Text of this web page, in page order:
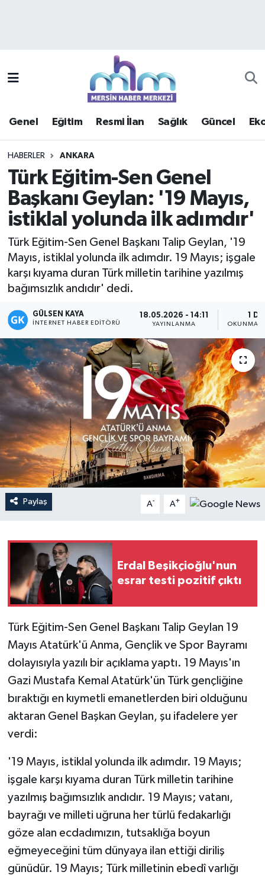
Genel Eğitim Resmi İlan Sağlık Güncel
HABERLER ANKARA
Türk Eğitim-Sen Genel
Başkanı Geylan: '19 Mayıs,
istiklal yolunda ilk adımdır'
Türk Eğitim-Sen Genel Başkanı Talip Geylan, '19
Mayıs, istiklal yolunda ilk adımdır. 19 Mayıs; işgale
karşı kıyama duran Türk milletin tarihine yazılmış
bağımsızlık andıdır' dedi.
GÜLSEN KAYA
İNTERNET HABER EDITÖRÜ
18.05.2026 - 14:11
YAYINLANMA
1 DK
OKUNMA
Paylaş A- A+
Erdal Beşikçioğlu'nun
esrar testi pozitif çıktı
Türk Eğitim-Sen Genel Başkanı Talip Geylan 19
Mayıs Atatürk'ü Anma, Gençlik ve Spor Bayramı
dolayısıyla yazılı bir açıklama yaptı. 19 Mayıs'ın
Gazi Mustafa Kemal Atatürk'ün Türk gençliğine
bıraktığı en kıymetli emanetlerden biri olduğunu
aktaran Genel Başkan Geylan, şu ifadelere yer
verdi:
'19 Mayıs, istiklal yolunda ilk adımdır. 19 Mayıs;
işgale karşı kıyama duran Türk milletin tarihine
yazılmış bağımsızlık andıdır. 19 Mayıs; vatanı,
bayrağı ve milleti uğruna her türlü fedakarlığı
göze alan ecdadımızın, tutsaklığa boyun
eğmeyeceğini tüm dünyaya ilan ettiği diriliş
günüdür. 19 Mayıs; Türk milletinin ebedî varlığı
Güncel
Haberde insan
Kültür - Sanat
Magazin
Mersin
Mersin Tarihi
Özel Haber
Politika
Resmi İlan
Sağlık
Spor
Teknoloji
Yaşam
Mersin Trafik Yoğunluk Haritası
Süper Lig Puan Durumu ve Fikstür
Haber Arşivi